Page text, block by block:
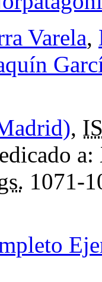
Varela,
,
1071-